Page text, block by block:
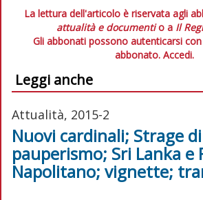
La lettura dell'articolo è riservata agli
attualità e documentio a Il
Gli abbonati possono autenticarsi
abbonato. Accedi.
Leggi anche
Attualità, 2015-2
Nuovi cardinali; Strage
pauperismo; Sri Lanka e
Napolitano; vignette;